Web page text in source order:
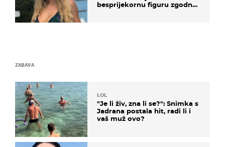
besprijekornu figuru zgodne
ZABAVA
LOL
"Je li živ, zna li se?": Snimka s
Jadrana postala hit, radi li i
vaš muž ovo?